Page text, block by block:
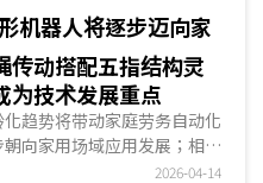
化，转向单一设备、特定场
作能力，形成完整的居家AI
机器人将逐步迈向家
动搭配五指结构灵
为技术发展重点
趋势将带动家庭劳务自动化
向家用场域应用发展；相较
对机器人手部操作能力要求
2026-04-14